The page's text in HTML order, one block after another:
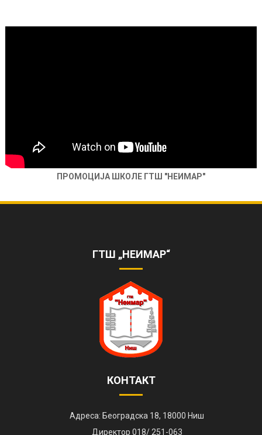
ПРОМОЦИЈА ШКОЛЕ ГТШ "НЕИМАР"
ZVANI%C4%8CNIKANAL
ГТШ „НЕИМАР“
КОНТАКТ
Адреса: Београдска 18, 18000 Ниш
Директор 018/ 251-063